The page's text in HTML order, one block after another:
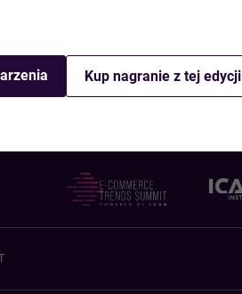
Kup nagranie z tej edycji